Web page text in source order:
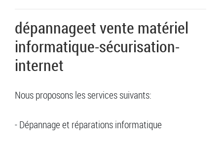
dépannageet vente matériel
informatique-sécurisation-
internet
Nous proposons les services suivants:
- Dépannage et réparations informatique